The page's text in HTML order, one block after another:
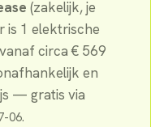
(zakelijk, je
is 1 elektrische
vanaf circa € 569
en
— gratis via
06.